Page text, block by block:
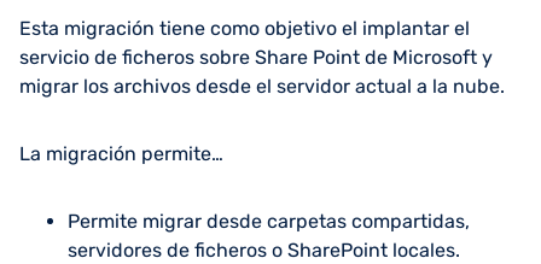
Esta migración tiene como objetivo el implantar el
servicio de ficheros sobre Share Point de Microsoft y
migrar los archivos desde el servidor actual a la nube.
La migración permite…
Permite migrar desde carpetas compartidas,
servidores de ficheros o SharePoint locales.